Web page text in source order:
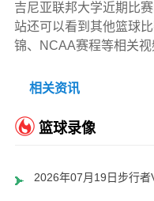
吉尼亚联邦大学近期比
站还可以看到其他篮球
锦、NCAA赛程等相关视
相关资讯
篮球录像
2026年07月19日步行